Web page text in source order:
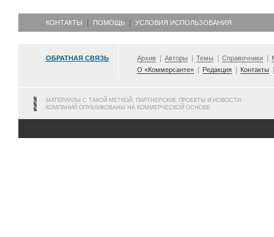
КОНТАКТЫ ПОМОЩЬ УСЛОВИЯ ИСПОЛЬЗОВАНИЯ
ОБРАТНАЯ СВЯЗЬ Архив Авторы Темы Справочники
О «Коммерсанте»
Редакция Контакты
МАТЕРИАЛЫ С ТАКОЙ МЕТКОЙ, ПАРТНЕРСКИЕ ПРОЕКТЫ И НОВОСТИ
КОМПАНИЙ ОПУБЛИКОВАНЫ НА КОММЕРЧЕСКОЙ ОСНОВЕ